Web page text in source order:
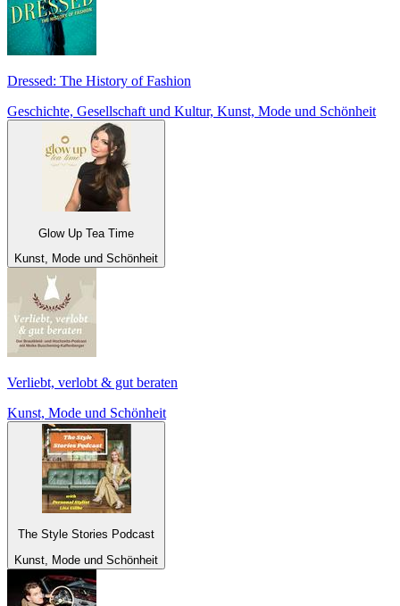
Dressed: The History of Fashion
Geschichte, Gesellschaft und Kultur, Kunst, Mode und Schönheit
Glow Up Tea Time
Kunst, Mode und Schönheit
Verliebt, verlobt & gut beraten
Kunst, Mode und Schönheit
The Style Stories Podcast
Kunst, Mode und Schönheit